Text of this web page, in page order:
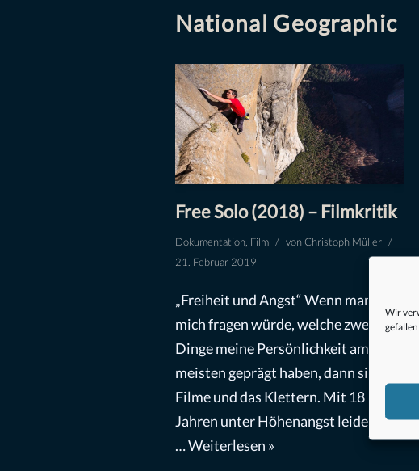
Wir
National Geographic
Free Solo (2018) – Filmkritik
Dokumentation, Film vonChristoph Müller
21. Februar 2019
„Freiheit und Angst“ Wenn man
mich fragen würde, welche zwei
Dinge meine Persönlichkeit am
meisten geprägt haben, dann sind es
Filme und das Klettern. Mit 18
Jahren unter Höhenangst leidend,
…Weiterlesen »